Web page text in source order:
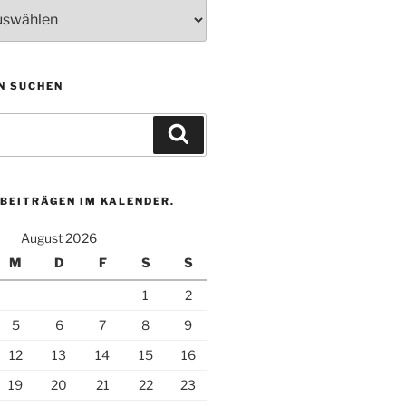
SUCHEN
IM KALENDER.
August 2026
M D F S S
1
2
5 6 7 8
9
12 13 14 15
16
19 20 21 22
23